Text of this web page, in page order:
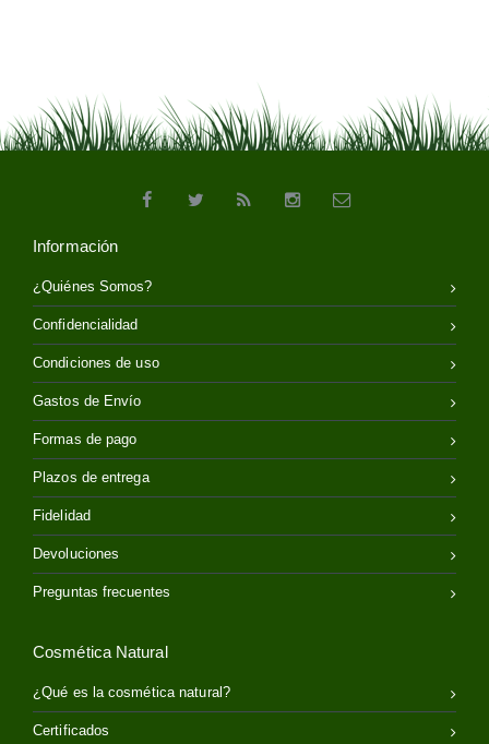
Información
¿Quiénes Somos?
Confidencialidad
Condiciones de uso
Gastos de Envío
Formas de pago
Plazos de entrega
Fidelidad
Devoluciones
Preguntas frecuentes
Cosmética Natural
¿Qué es la cosmética natural?
Certificados